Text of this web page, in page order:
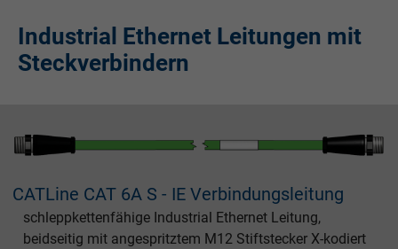
Industrial Ethernet Leitungen mit
Steckverbindern
CATLine CAT 6A S - IE Verbindungsleitung
schleppkettenfähige Industrial Ethernet Leitung,
beidseitig mit angespritztem M12 Stiftstecker X-kodiert